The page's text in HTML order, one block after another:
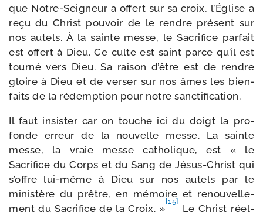
que Notre-​Seigneur a offert sur sa croix, l’Église a
reçu du Christ pou­voir de le rendre pré­sent sur
nos autels. À la sainte messe, le Sacrifice par­fait
est offert à Dieu. Ce culte est saint parce qu’il est
tour­né vers Dieu. Sa rai­son d’être est de rendre
gloire à Dieu et de ver­ser sur nos âmes les bien­
faits de la rédemp­tion pour notre sanctification.
Il faut insis­ter car on touche ici du doigt la pro­
fonde erreur de la nou­velle messe. La sainte
messe, la vraie messe catho­lique, est « le
Sacrifice du Corps et du Sang de Jésus-​Christ qui
s’offre lui-​même à Dieu sur nos autels par le
minis­tère du prêtre, en mémoire et renou­vel­le­
ment du Sacrifice de la Croix. »
[15]
Le Christ réel­